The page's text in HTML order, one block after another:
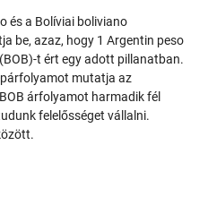
és a Bolíviai boliviano
be, azaz, hogy 1 Argentin peso
t ért egy adott pillanatban.
mutatja az
árfolyamot harmadik fél
felelősséget vállalni.